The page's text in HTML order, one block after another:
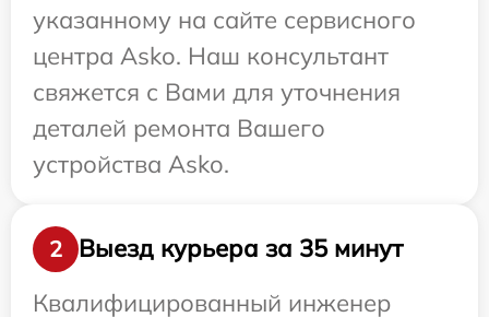
указанному на сайте сервисного
центра Asko. Наш консультант
свяжется с Вами для уточнения
деталей ремонта Вашего
устройства Asko.
2
Выезд курьера за 35 минут
Квалифицированный инженер